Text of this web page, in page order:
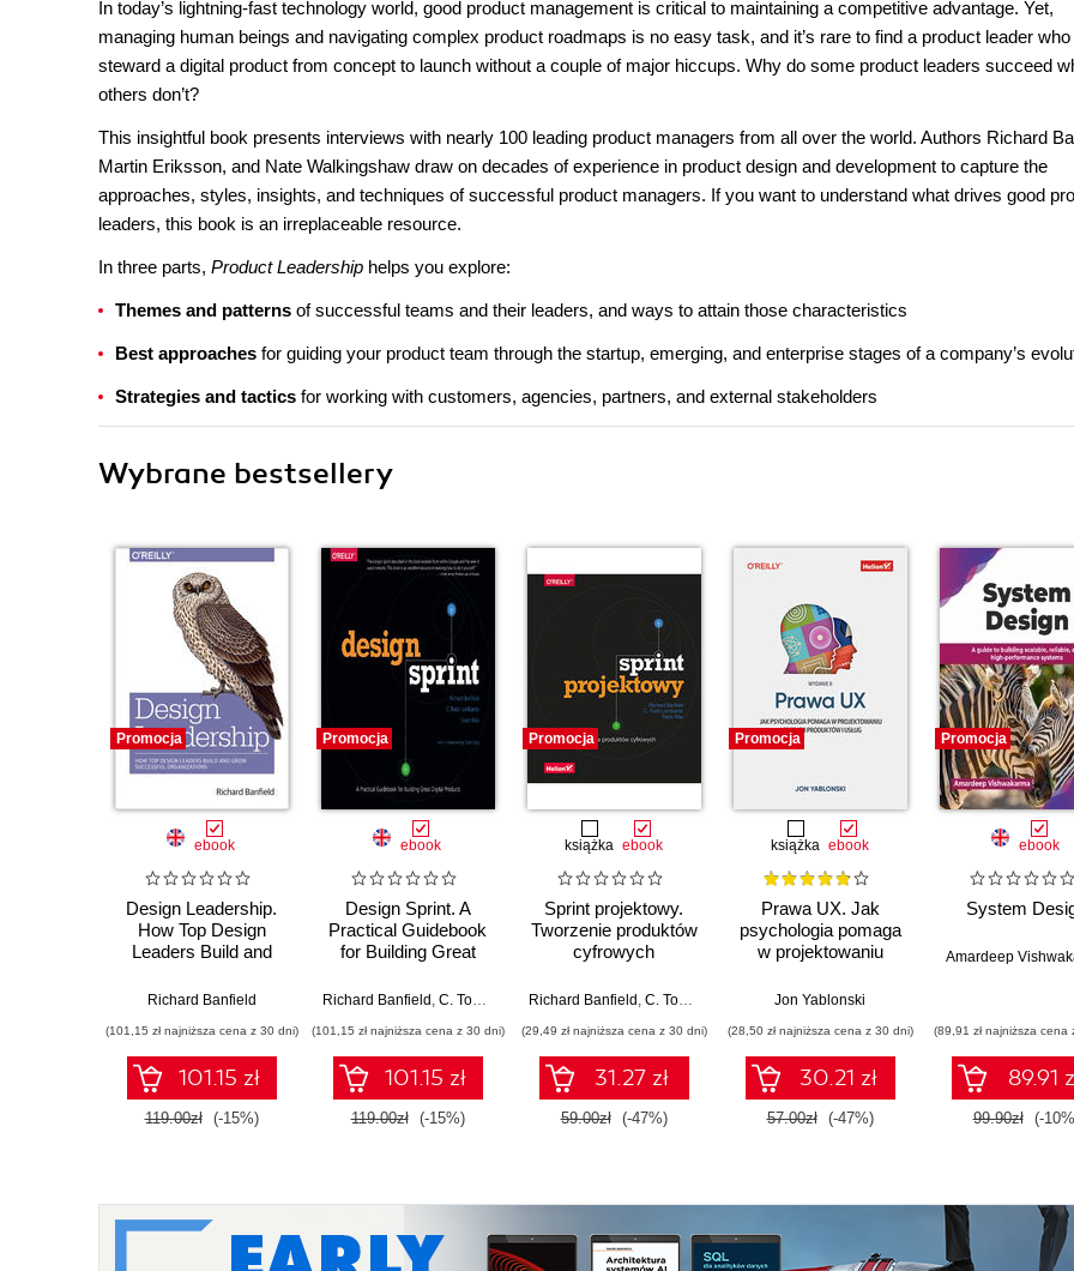
In today’s lightning-fast technology world, good product management is critical to maintaining a competitive advantage. Yet,
managing human beings and navigating complex product roadmaps is no easy task, and it’s rare to find a product leader
steward a digital product from concept to launch without a couple of major hiccups. Why do some product leaders succeed
others don’t?
This insightful book presents interviews with nearly 100 leading product managers from all over the world. Authors Richard
Martin Eriksson, and Nate Walkingshaw draw on decades of experience in product design and development to capture the
approaches, styles, insights, and techniques of successful product managers. If you want to understand what drives good
leaders, this book is an irreplaceable resource.
In three parts, Product Leadership helps you explore:
Themes and patterns of successful teams and their leaders, and ways to attain those characteristics
Best approaches for guiding your product team through the startup, emerging, and enterprise stages of a company’s
Strategies and tactics for working with customers, agencies, partners, and external stakeholders
Wybrane bestsellery
Promocja
ebook
Design Leadership.
How Top Design
Leaders Build and
Organizations
Richard Banfield
(101,15 zł najniższa cena z 30 dni)
101.15 zł
119.00zł (-15%)
Promocja
ebook
Design Sprint. A
Practical Guidebook
for Building Great
Richard Banfield , C. Todd Lombardo ,Trace Wax
(101,15 zł najniższa cena z 30 dni)
101.15 zł
119.00zł (-15%)
Promocja
książka ebook
Sprint projektowy.
Tworzenie produktów
cyfrowych
Richard Banfield , C. Todd Lombardo Trace Wax
(29,49 zł najniższa cena z 30 dni)
31.27 zł
59.00zł (-47%)
Promocja
książka ebook
Prawa UX. Jak
psychologia pomaga
w projektowaniu
usług. Wydanie II
Jon Yablonski
(28,50 zł najniższa cena z 30 dni)
30.21 zł
57.00zł (-47%)
Promocja
ebook
System
Amardeep
(89,91 zł najniższa cena
89.91
99.90zł (-